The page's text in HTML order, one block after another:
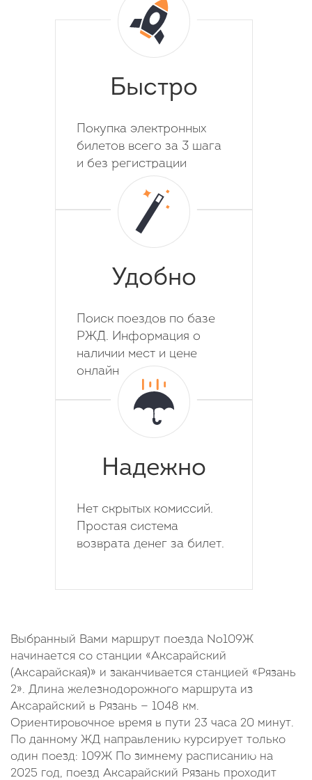
Быстро
Покупка электронных
билетов всего за 3 шага
и без регистрации
Удобно
Поиск поездов по базе
РЖД. Информация о
наличии мест и цене
онлайн
Надежно
Нет скрытых комиссий.
Простая система
возврата денег за билет.
Выбранный Вами маршрут поезда №109Ж
начинается со станции «Аксарайский
(Аксарайская)» и заканчивается станцией «Рязань
2». Длина железнодорожного маршрута из
Аксарайский в Рязань — 1048 км.
Ориентировочное время в пути 23 часа 20 минут.
По данному ЖД направлению курсирует только
один поезд: 109Ж По зимнему расписанию на
2025 год, поезд Аксарайский Рязань проходит